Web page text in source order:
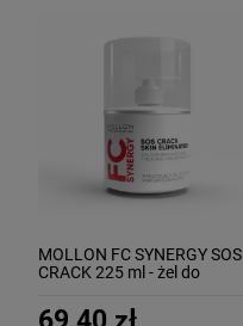
MOLLON FC SYNERGY SOS
CRACK 225 ml - żel do
naskórka